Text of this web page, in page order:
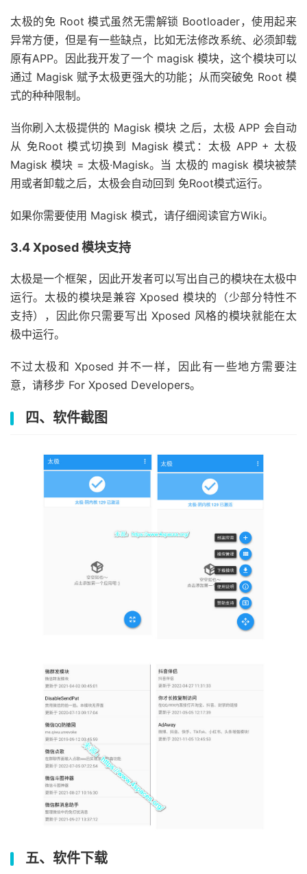
太极的免 Root 模式虽然无需解锁 Bootloader，使用起来
异常方便，但是有一些缺点，比如无法修改系统、必须卸载
原有APP。因此我开发了一个 magisk 模块，这个模块可以
通过 Magisk 赋予太极更强大的功能；从而突破免 Root 模
式的种种限制。
当你刷入太极提供的 Magisk 模块 之后，太极 APP 会自动
从 免Root 模式切换到 Magisk 模式：太极 APP + 太极
Magisk 模块 = 太极·Magisk。当 太极的 magisk 模块被禁
用或者卸载之后，太极会自动回到 免Root模式运行。
如果你需要使用 Magisk 模式，请仔细阅读官方Wiki。
3.4 Xposed 模块支持
太极是一个框架，因此开发者可以写出自己的模块在太极中
运行。太极的模块是兼容 Xposed 模块的（少部分特性不
支持），因此你只需要写出 Xposed 风格的模块就能在太
极中运行。
不过太极和 Xposed 并不一样，因此有一些地方需要注
意，请移步 For Xposed Developers。
四、软件截图
五、软件下载